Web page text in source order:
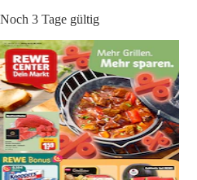
Noch 3 Tage gültig